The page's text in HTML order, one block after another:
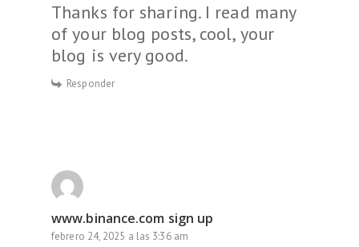
Thanks for sharing. I read many
of your blog posts, cool, your
blog is very good.
Responder
www.binance.com sign up
febrero 24, 2025 a las 3:36 am